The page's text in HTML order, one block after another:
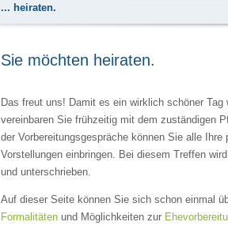
... heiraten.
Sie möchten heiraten.
Das freut uns! Damit es ein wirklich schöner
vereinbaren Sie frühzeitig mit dem zuständigen
der Vorbereitungsgespräche können Sie alle
Vorstellungen einbringen. Bei diesem Treffen
und unterschrieben.
Auf dieser Seite können Sie sich schon einmal
Formalitäten und Möglichkeiten zur